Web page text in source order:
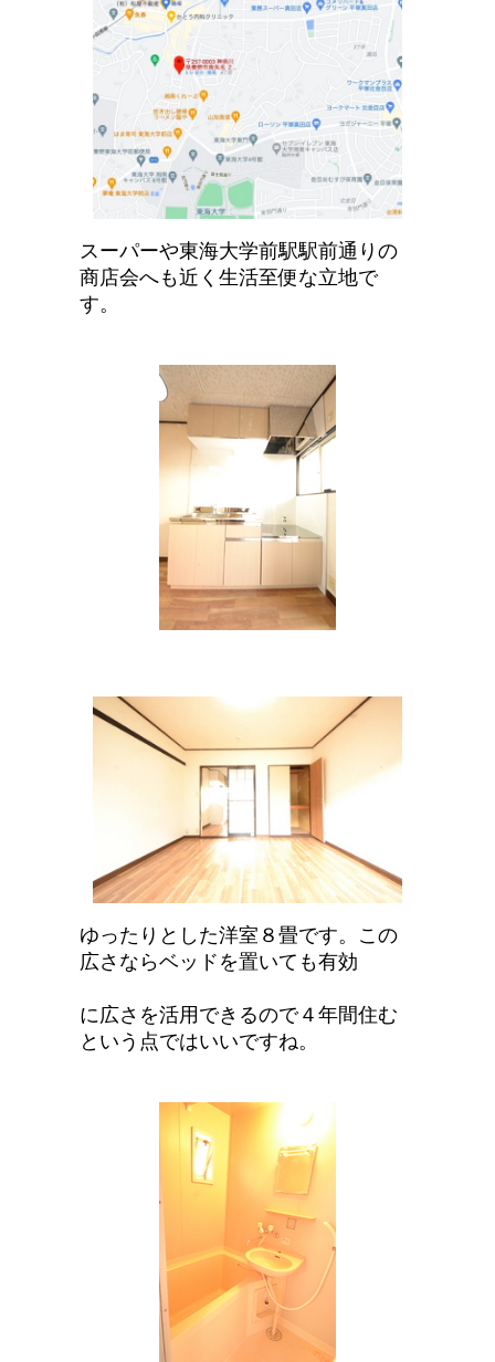
スーパーや東海大学前駅駅前通りの
商店会へも近く生活至便な立地で
す。
ゆったりとした洋室８畳です。この
広さならベッドを置いても有効
に広さを活用できるので４年間住む
という点ではいいですね。